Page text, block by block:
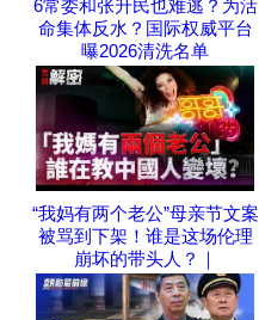
6常委和张升民也难逃？为活
命集体反水？国际权威平台
曝2026清洗名单
“我妈有两个老公”母亲节文案
被骂到下架！谁是这场伦理
崩坏的带头人？｜